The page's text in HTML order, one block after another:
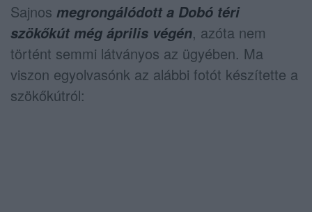
Sajnos megrongálódott a Dobó téri
szökőkút még április végén, azóta nem
történt semmi látványos az ügyében. Ma
viszon egyolvasónk az alábbi fotót készítette a
szökőkútról: